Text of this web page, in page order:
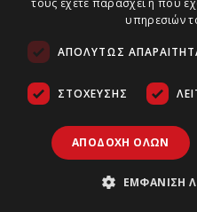
τους έχετε παράσχει ή που
υπηρεσιών
ΑΠΟΛΎΤΩΣ
ΣΤΌΧΕΥΣΗΣ
ΑΠΟΔΟΧΉ ΌΛΩΝ
ΕΜΦΆΝΙΣΗ